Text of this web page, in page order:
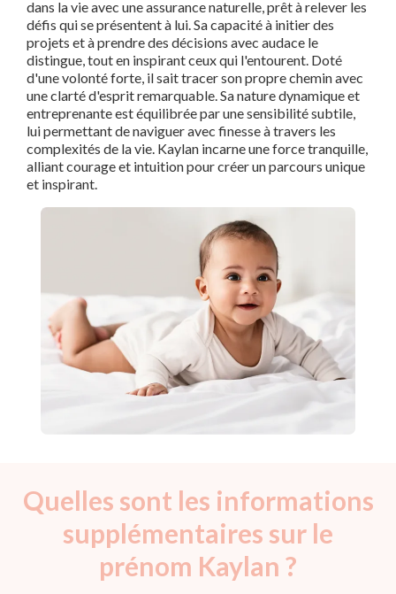
dans la vie avec une assurance naturelle, prêt à relever les
défis qui se présentent à lui. Sa capacité à initier des
projets et à prendre des décisions avec audace le
distingue, tout en inspirant ceux qui l'entourent. Doté
d'une volonté forte, il sait tracer son propre chemin avec
une clarté d'esprit remarquable. Sa nature dynamique et
entreprenante est équilibrée par une sensibilité subtile,
lui permettant de naviguer avec finesse à travers les
complexités de la vie. Kaylan incarne une force tranquille,
alliant courage et intuition pour créer un parcours unique
et inspirant.
Quelles sont les informations
supplémentaires sur le
prénom Kaylan ?